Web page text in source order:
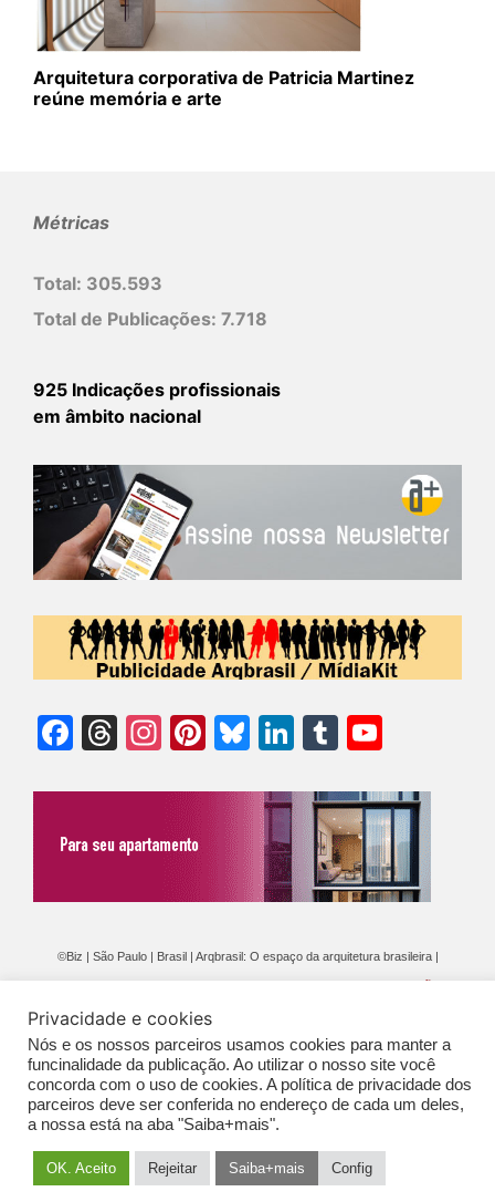
Arquitetura corporativa de Patricia Martinez
reúne memória e arte
Métricas
Total: 305.593
Total de Publicações: 7.718
925 Indicações profissionais
em âmbito nacional
Facebook
Threads
Instagram
Pinterest
Bluesky
LinkedIn
Tumblr
©Biz | São Paulo | Brasil | Arqbrasil: O espaço da arquitetura brasileira |
GERAIS DE PUBLICAÇÃO (CGP
Privacidade e cookies
Nós e os nossos parceiros usamos cookies para manter a
funcinalidade da publicação. Ao utilizar o nosso site você
concorda com o uso de cookies. A política de privacidade dos
parceiros deve ser conferida no endereço de cada um deles,
a nossa está na aba "Saiba+mais".
OK. Aceito Rejeitar Saiba+mais Config